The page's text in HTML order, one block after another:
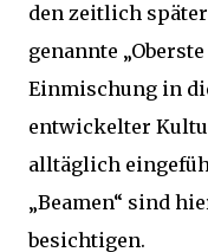
den zeitlich
genannte
Einmischung in
entwickelter
alltäglich
„Beamen“ sind
besichtigen.